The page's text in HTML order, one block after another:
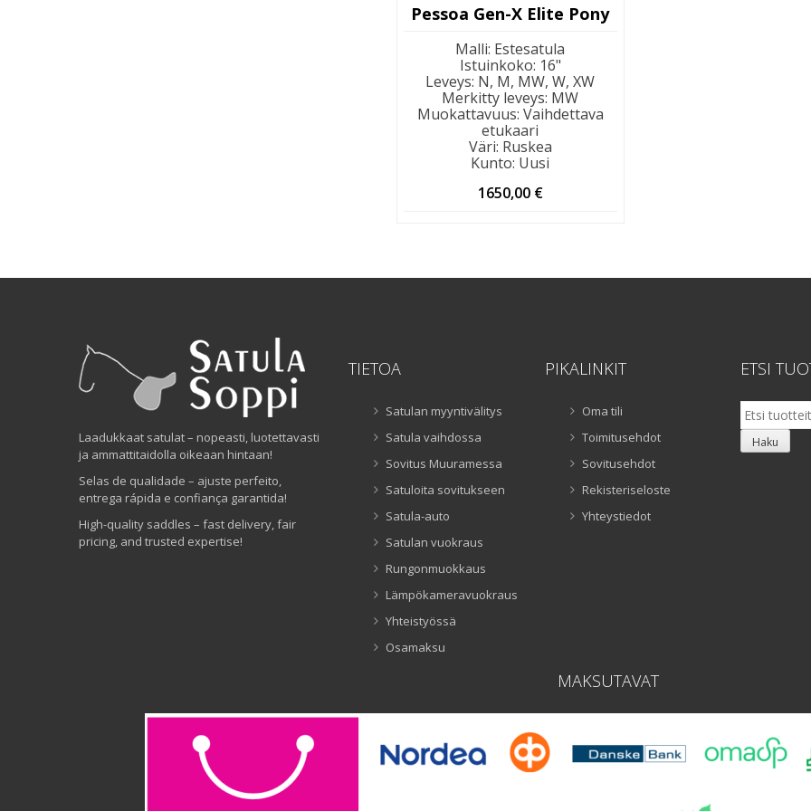
Pessoa Gen-X Elite Pony
Malli: Estesatula
Istuinkoko: 16"
Leveys: N, M, MW, W, XW
Merkitty leveys: MW
Muokattavuus: Vaihdettava
etukaari
Väri: Ruskea
Kunto: Uusi
1650,00 €
Laadukkaat satulat – nopeasti, luotettavasti
ja ammattitaidolla oikeaan hintaan!
Selas de qualidade – ajuste perfeito,
entrega rápida e confiança garantida!
High-quality saddles – fast delivery, fair
pricing, and trusted expertise!
TIETOA
Satulan myyntivälitys
Satula vaihdossa
Sovitus Muuramessa
Satuloita sovitukseen
Satula-auto
Satulan vuokraus
Rungonmuokkaus
Lämpökameravuokraus
Yhteistyössä
Osamaksu
PIKALINKIT
Oma tili
Toimitusehdot
Sovitusehdot
Rekisteriseloste
Yhteystiedot
ETSI
Etsi:
Haku
MAKSUTAVAT